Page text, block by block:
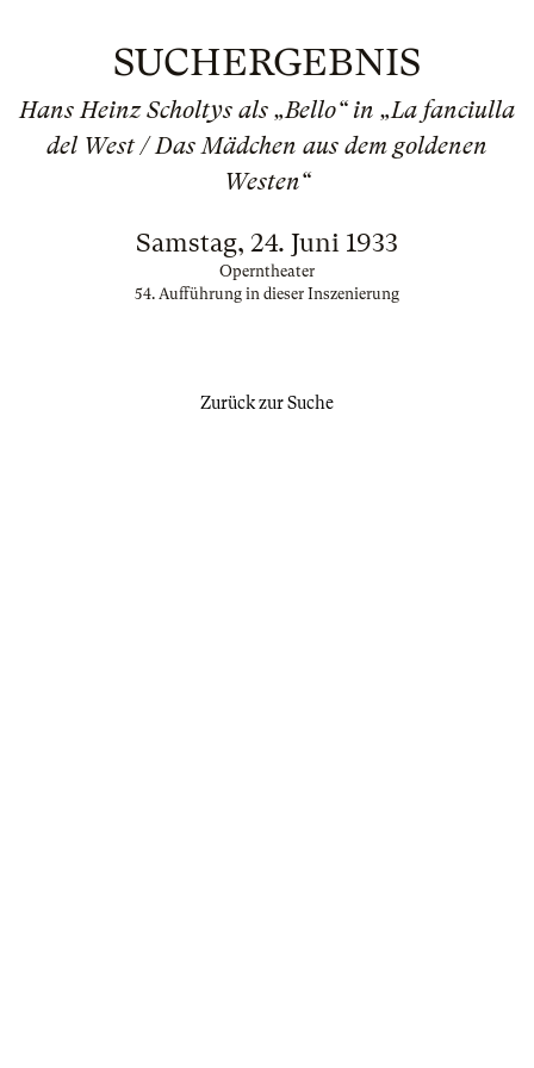
SUCHERGEBNIS
Hans Heinz Scholtys als „Bello“ in „La fanciulla
del West / Das Mädchen aus dem goldenen
Westen“
Samstag, 24. Juni 1933
Operntheater
54. Aufführung in dieser Inszenierung
Zurück zur Suche